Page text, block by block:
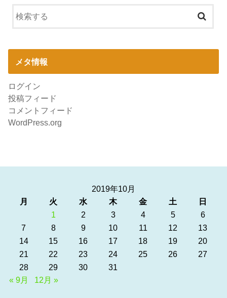
メタ情報
ログイン
投稿フィード
コメントフィード
WordPress.org
2019年10月
月
火 水 木 金 土
日
1
2 3 4 5
6
7
8 9 10 11 12
13
14
15 16 17 18 19
20
21
22 23 24 25 26
27
28
29 30
31
« 9月
12月 »